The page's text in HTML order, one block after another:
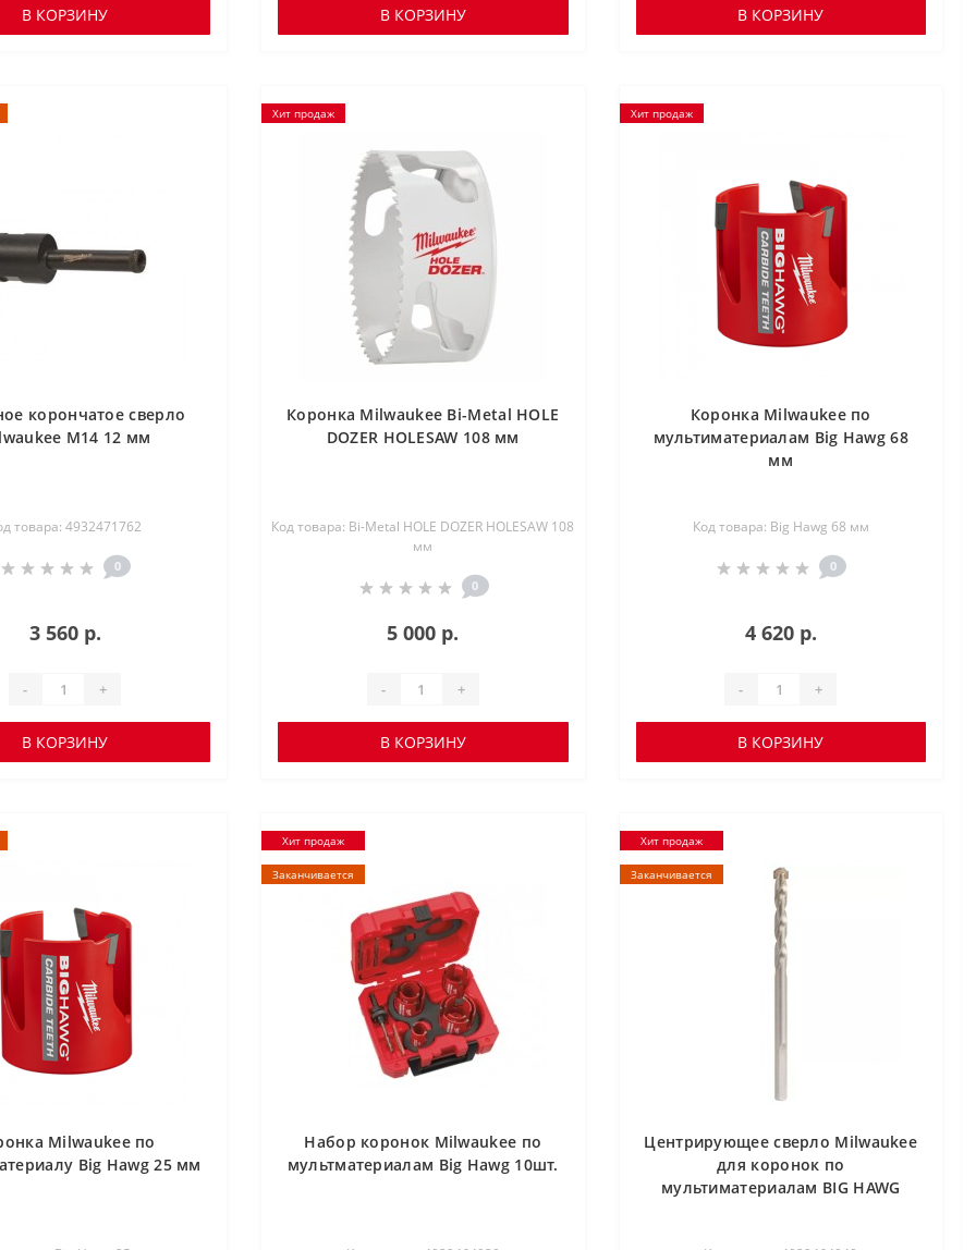
В КОРЗИНУ В КОРЗИНУ В КОРЗИНУ
корончатое сверло
М14 12 мм
товара: 4932471762
0
3 560 р.
- +
В КОРЗИНУ
Хит продаж
Коронка Milwaukee Bi-Metal HOLE
DOZER HOLESAW 108 мм
Код товара: Bi-Metal HOLE DOZER HOLESAW 108
мм
0
5 000 р.
- +
В КОРЗИНУ
Хит продаж
Коронка Milwaukee по
мультиматериалам Big Hawg 68
мм
Код товара: Big Hawg 68 мм
0
4 620 р.
- +
В КОРЗИНУ
Milwaukee по
Big Hawg 25 мм
Хит продаж
Заканчивается
Набор коронок Milwaukee по
мультматериалам Big Hawg 10шт.
Хит продаж
Заканчивается
Центрирующее сверло Milwaukee
для коронок по
мультиматериалам BIG HAWG